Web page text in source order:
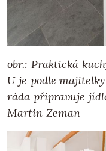
obr.: Praktická
U je podle
ráda připravuje
Martin Zeman